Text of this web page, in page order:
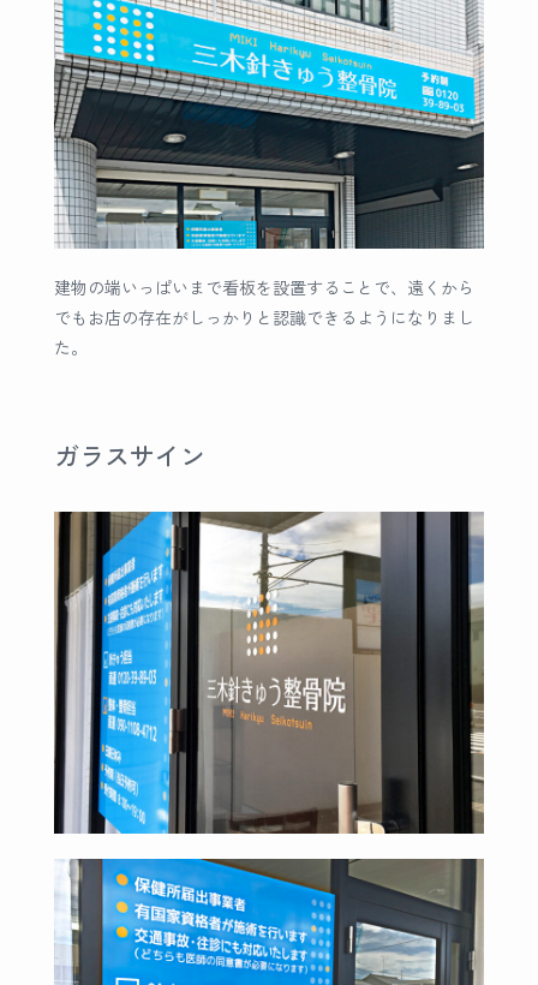
建物の端いっぱいまで看板を設置することで、遠くから
でもお店の存在がしっかりと認識できるようになりまし
た。
ガラスサイン